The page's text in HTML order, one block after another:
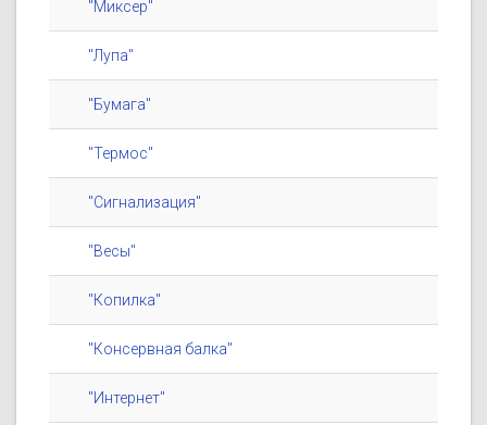
"Миксер"
"Лупа"
"Бумага"
"Термос"
"Сигнализация"
"Весы"
"Копилка"
"Консервная балка"
"Интернет"